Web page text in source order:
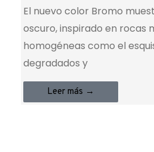
El nuevo color Bromo
oscuro, inspirado en rocas
homogéneas como el
degradados y
Leer más →